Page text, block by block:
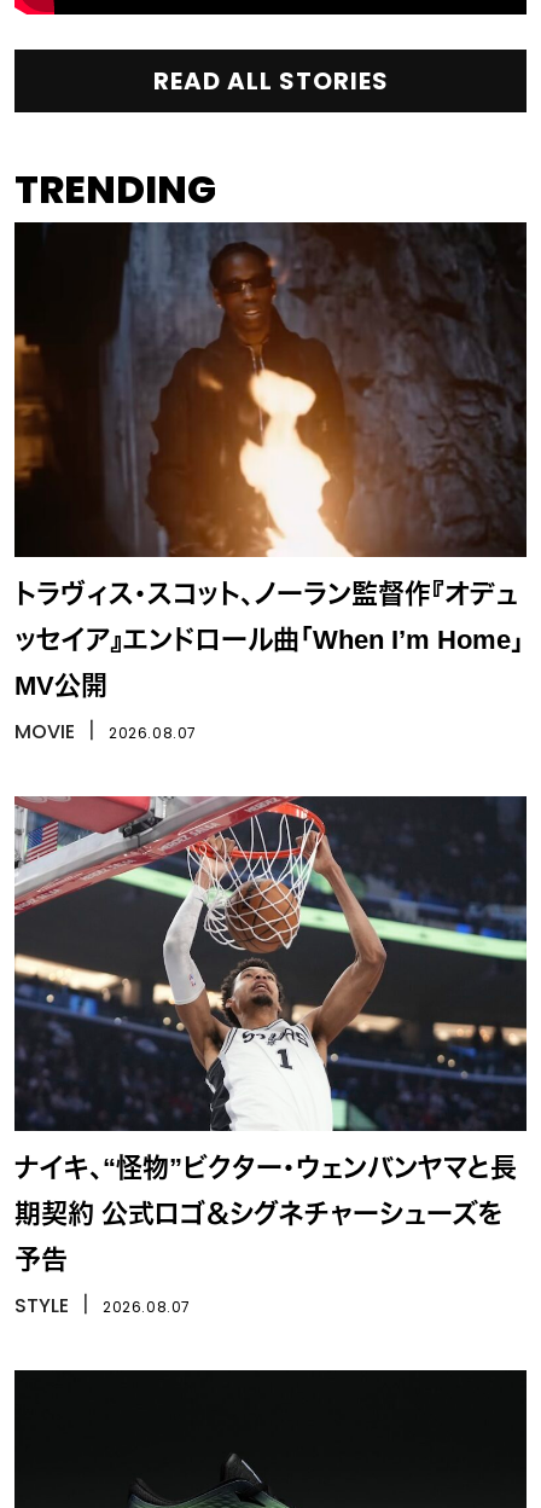
READ ALL STORIES
TRENDING
トラヴィス・スコット、ノーラン監督作『オデュ
ッセイア』エンドロール曲「When I’m Home」
MV公開
MOVIE 2026.08.07
ナイキ、“怪物”ビクター・ウェンバンヤマと長
期契約 公式ロゴ＆シグネチャーシューズを
予告
STYLE 2026.08.07